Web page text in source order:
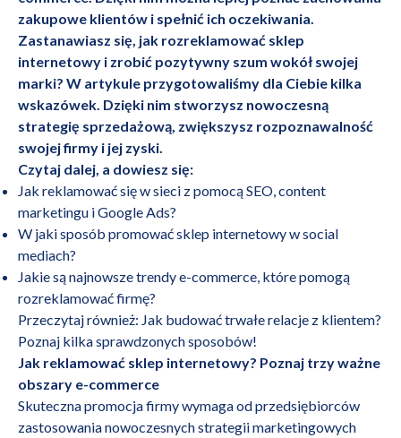
zakupowe klientów i spełnić ich oczekiwania.
Zastanawiasz się, jak rozreklamować sklep
internetowy i zrobić pozytywny szum wokół swojej
marki? W artykule przygotowaliśmy dla Ciebie kilka
wskazówek. Dzięki nim stworzysz nowoczesną
strategię sprzedażową, zwiększysz rozpoznawalność
swojej firmy i jej zyski.
Czytaj dalej, a dowiesz się:
Jak reklamować się w sieci z pomocą SEO, content
marketingu i Google Ads?
W jaki sposób promować sklep internetowy w social
mediach?
Jakie są najnowsze trendy e-commerce, które pomogą
rozreklamować firmę?
Przeczytaj również: Jak budować trwałe relacje z klientem?
Poznaj kilka sprawdzonych sposobów!
Jak reklamować sklep internetowy? Poznaj trzy ważne
obszary e-commerce
Skuteczna promocja firmy wymaga od przedsiębiorców
zastosowania nowoczesnych strategii marketingowych